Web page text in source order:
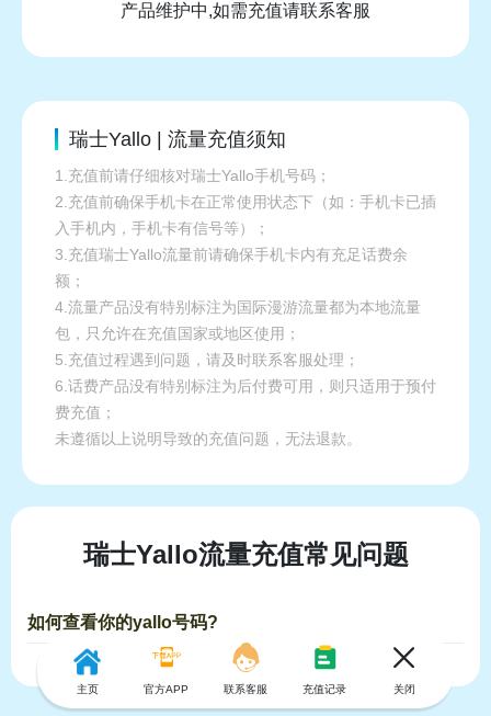
产品维护中,如需充值请联系客服
瑞士Yallo | 流量充值须知
1.充值前请仔细核对瑞士Yallo手机号码；
2.充值前确保手机卡在正常使用状态下（如：手机卡已插
入手机内，手机卡有信号等）；
3.充值瑞士Yallo流量前请确保手机卡内有充足话费余
额；
4.流量产品没有特别标注为国际漫游流量都为本地流量
包，只允许在充值国家或地区使用；
5.充值过程遇到问题，请及时联系客服处理；
6.话费产品没有特别标注为后付费可用，则只适用于预付
费充值；
未遵循以上说明导致的充值问题，无法退款。
瑞士Yallo流量充值常见问题
如何查看你的yallo号码?
主页 官方APP 联系客服 充值记录 关闭